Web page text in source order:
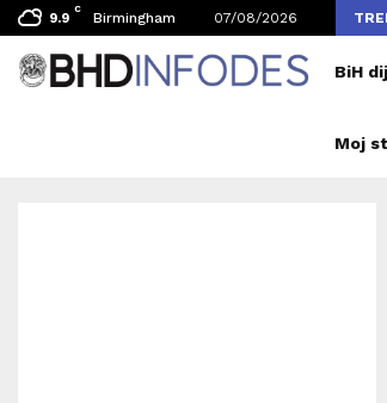
9.9
C
Birmingham 07/08/2026
broj posjetilaca tokom Merlinovih koncerata
BiH
Moj